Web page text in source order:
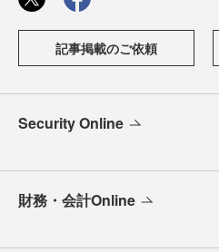
記事掲載のご依頼
Security Online
財務・会計Online